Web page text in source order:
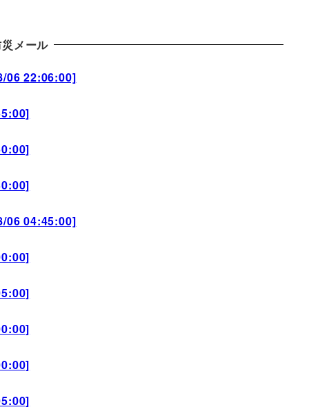
メール
06 22:06:00]
06 04:45:00]